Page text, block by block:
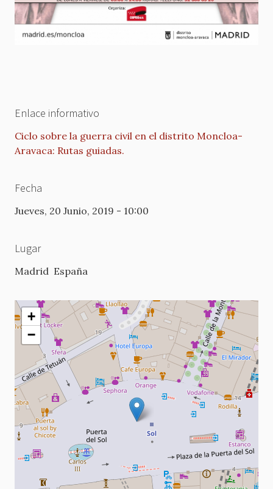
Enlace informativo
Ciclo sobre la guerra civil en el distrito Moncloa-
Aravaca: Rutas guiadas.
Fecha
Jueves, 20 Junio, 2019 - 10:00
Lugar
Madrid España
+
−